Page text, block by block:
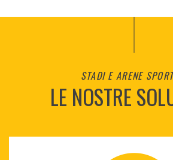
STADI E ARENE
LE NOSTRE